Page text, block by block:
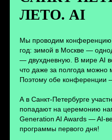
ЛЕТО. AI
Мы проводим конференцию
год: зимой в Москве —
— двухдневную. В мире AI
что даже за полгода можно
Поэтому обе конференции
А в Санкт-Петербурге
попадают на церемонию
Generation AI Awards — AI-
программы первого дня!